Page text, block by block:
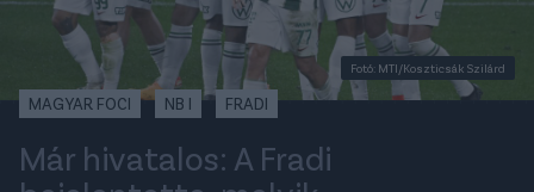
Fotó: MTI/Koszticsák Szilárd
MAGYAR FOCI NB I FRADI
Már hivatalos: A Fradi